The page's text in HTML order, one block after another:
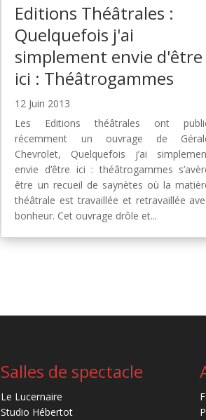
Editions Théâtrales :
Quelquefois j'ai
simplement envie d'être
ici : Théâtrogammes
12 Juin 2013
Les Editions théâtrales ont
récemment un ouvrage de
Chevrolet, Quelquefois j’ai
envie d’être ici : théâtrogammes
être un recueil de saynètes où la
théâtrale est travaillée et retravaillée
bonheur. Cet ouvrage drôle et...
Salles de spectacle
Le Lucernaire
Studio Hébertot